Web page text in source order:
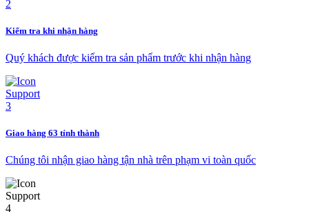
Kiểm tra khi nhận hàng
Quý khách được kiểm tra sản phẩm trước khi nhận hàng
Giao hàng 63 tỉnh thành
Chúng tôi nhận giao hàng tận nhà trên phạm vi toàn quốc